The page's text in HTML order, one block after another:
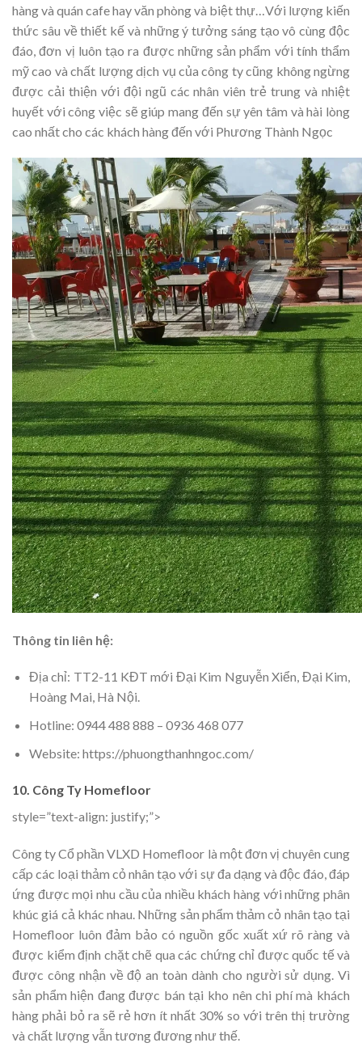
hàng và quán cafe hay văn phòng và biệt thự…Với lượng kiến
thức sâu về thiết kế và những ý tưởng sáng tạo vô cùng độc
đáo, đơn vị luôn tạo ra được những sản phẩm với tính thẩm
mỹ cao và chất lượng dịch vụ của công ty cũng không ngừng
được cải thiện với đội ngũ các nhân viên trẻ trung và nhiệt
huyết với công việc sẽ giúp mang đến sự yên tâm và hài lòng
cao nhất cho các khách hàng đến với Phương Thành Ngọc
Thông tin liên hệ:
Địa chỉ: TT2-11 KĐT mới Đại Kim Nguyễn Xiển, Đại Kim,
Hoàng Mai, Hà Nội.
Hotline: 0944 488 888 – 0936 468 077
Website: https://phuongthanhngoc.com/
10. Công Ty Homefloor
style=”text-align: justify;”>
Công ty Cổ phần VLXD Homefloor là một đơn vị chuyên cung
cấp các loại thảm cỏ nhân tạo với sự đa dạng và độc đáo, đáp
ứng được mọi nhu cầu của nhiều khách hàng với những phân
khúc giá cả khác nhau. Những sản phẩm thảm cỏ nhân tạo tại
Homefloor luôn đảm bảo có nguồn gốc xuất xứ rõ ràng và
được kiểm định chặt chẽ qua các chứng chỉ được quốc tế và
được công nhận về độ an toàn dành cho người sử dụng. Vì
sản phẩm hiện đang được bán tại kho nên chi phí mà khách
hàng phải bỏ ra sẽ rẻ hơn ít nhất 30% so với trên thị trường
và chất lượng vẫn tương đương như thế.